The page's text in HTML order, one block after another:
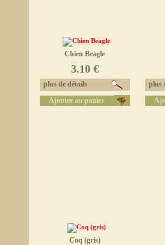
Chien Beagle
3.10 €
plus de détails
Ajouter au panier
plus
Coq (gris)